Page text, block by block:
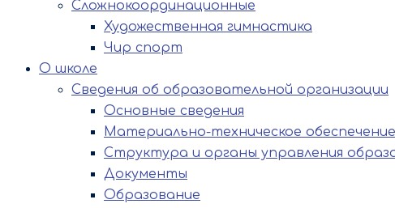
Сложнокоординационные
Художественная гимнастика
Чир спорт
О школе
Сведения об образовательной организации
Основные сведения
Материально-техническое
Структура и органы управления
Документы
Образование